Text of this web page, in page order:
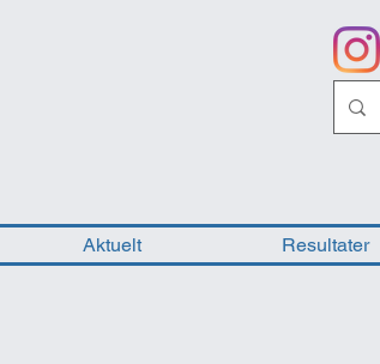
Aktuelt Resultater